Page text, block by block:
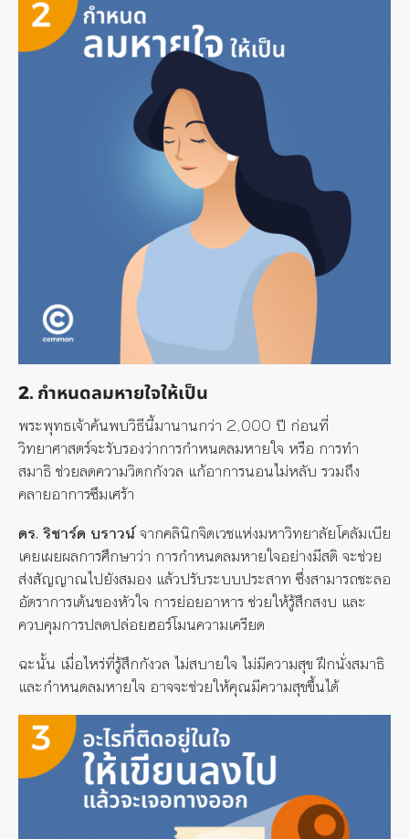
2. กำหนดลมหายใจให้เป็น
พระพุทธเจ้าค้นพบวิธีนี้มานานกว่า 2,000 ปี ก่อนที่
วิทยาศาสตร์จะรับรองว่าการกำหนดลมหายใจ หรือ การทำ
สมาธิ ช่วยลดความวิตกกังวล แก้อาการนอนไม่หลับ รวมถึง
คลายอาการซึมเศร้า
ดร. ริชาร์ด บราวน์จากคลินิกจิตเวชแห่งมหาวิทยาลัยโคลัมเบีย
เคยเผยผลการศึกษาว่า การกำหนดลมหายใจอย่างมีสติ จะช่วย
ส่งสัญญาณไปยังสมอง แล้วปรับระบบประสาท ซึ่งสามารถชะลอ
อัตราการเต้นของหัวใจ การย่อยอาหาร ช่วยให้รู้สึกสงบ และ
ควบคุมการปลดปล่อยฮอร์โมนความเครียด
ฉะนั้น เมื่อไหร่ที่รู้สึกกังวล ไม่สบายใจ ไม่มีความสุข ฝึกนั่งสมาธิ
และกำหนดลมหายใจ อาจจะช่วยให้คุณมีความสุขขึ้นได้